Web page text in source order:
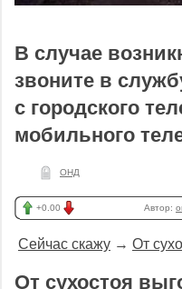
В случае
звоните в
с городского
мобильного
ОНД
+0.00 Автор:
Сейчас скажу → От
От сухостоя